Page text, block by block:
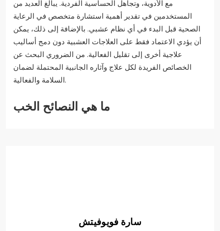
مع الأدوية، وتجاهل الحساسية الفردية. يبالغ العديد من
المستخدمين في تقدير أهمية استشارة متخصص في الرعاية
الصحية قبل البدء في أي نظام عشبي. بالإضافة إلى ذلك، يمكن
أن يؤدي الاعتماد فقط على العلاجات العشبية دون دمج أساليب
علاجية أخرى إلى تقليل الفعالية. من الضروري البحث عن
الخصائص الفريدة لكل علاج وآثاره الجانبية المحتملة لضمان
السلامة والفعالية.
ما هي النصائح الخب
سارة فويوفيتش